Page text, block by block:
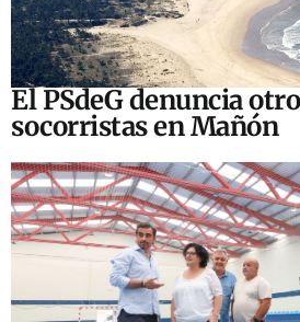
El PSdeG denuncia
socorristas en Mañón